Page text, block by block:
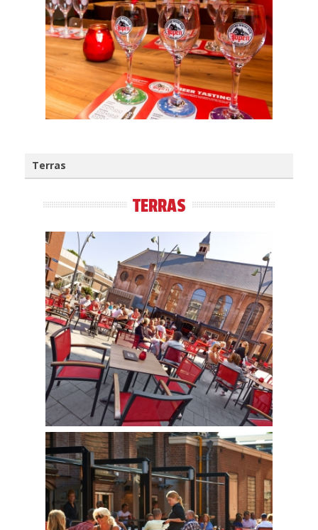
Terras
TERRAS